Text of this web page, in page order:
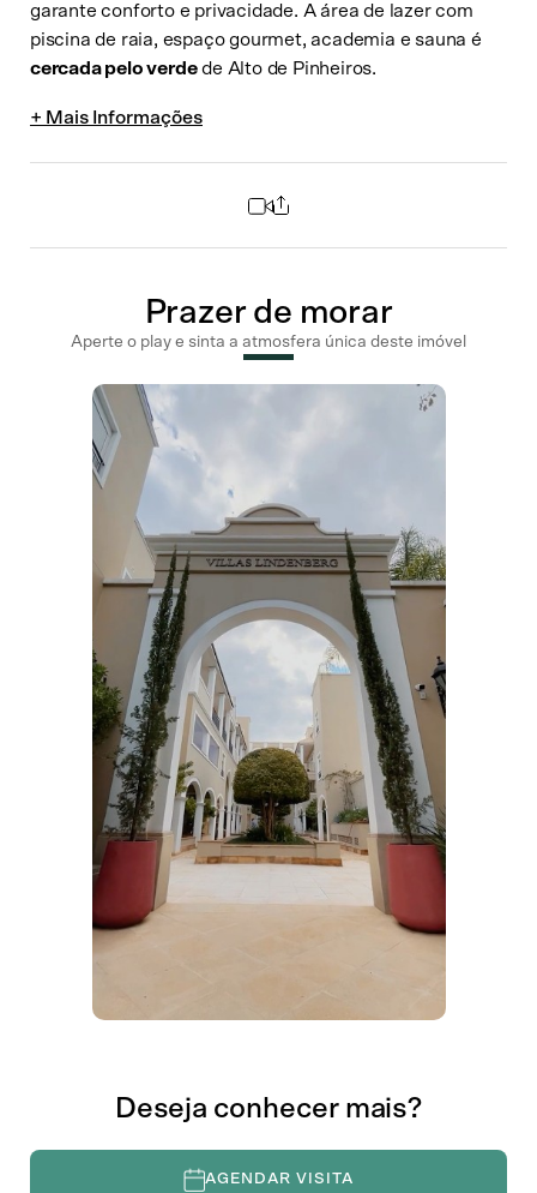
garante conforto e privacidade. A área de lazer com
piscina de raia, espaço gourmet, academia e sauna é
cercada pelo verdede Alto de Pinheiros.
Whatsapp Facebook Messenger
Email LinkedIn
Prazer de morar
Aperte o play e sinta a atmosfera única deste imóvel
Deseja conhecer mais?
AGENDAR VISITA
Solicite uma visita
Escolha a data no calendário
Agosto de 2026
Dom Seg Ter Qui Sex Sáb
26 27 28 29 30 31 1
2 3 4 5 6 7 8
10 11 12 13 14
16 17 21